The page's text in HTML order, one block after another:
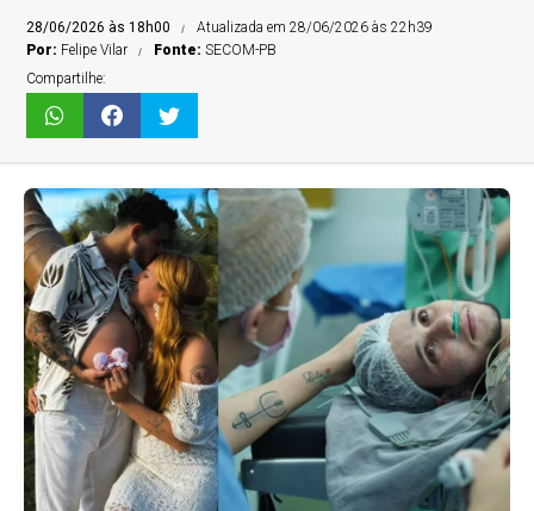
28/06/2026 às 18h00
Atualizada em 28/06/2026 às 22h39
Por: Felipe Vilar Fonte:SECOM-PB
Compartilhe: